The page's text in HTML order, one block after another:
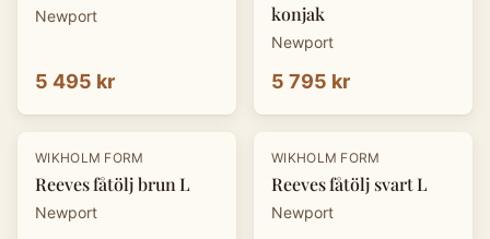
Newport
5 495 kr
konjak
Newport
5 795 kr
-20%
WIKHOLM FORM
Reeves fåtölj brun L
Newport
-20%
WIKHOLM FORM
Reeves fåtölj svart L
Newport